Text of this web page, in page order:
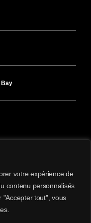
votre expérience de
contenu personnalisés
"Accepter tout", vous
Bay